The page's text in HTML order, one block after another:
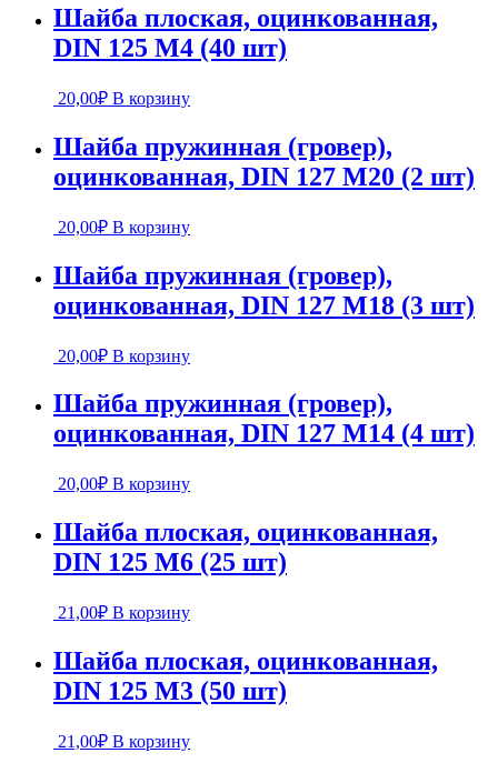
Шайба плоская, оцинкованная,
DIN 125 М4 (40 шт)
20,00₽ В корзину
Шайба пружинная (гровер),
оцинкованная, DIN 127 М20 (2 шт)
20,00₽ В корзину
Шайба пружинная (гровер),
оцинкованная, DIN 127 М18 (3 шт)
20,00₽ В корзину
Шайба пружинная (гровер),
оцинкованная, DIN 127 М14 (4 шт)
20,00₽ В корзину
Шайба плоская, оцинкованная,
DIN 125 М6 (25 шт)
21,00₽ В корзину
Шайба плоская, оцинкованная,
DIN 125 М3 (50 шт)
21,00₽ В корзину